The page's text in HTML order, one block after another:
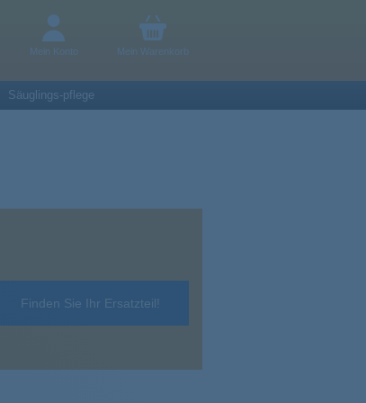
Mein Konto Mein Warenkorb
Säuglings-pflege
Finden Sie Ihr Ersatzteil!